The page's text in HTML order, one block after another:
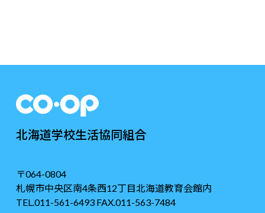
北海道学校生活協同組合
〒064-0804
札幌市中央区南4条西12丁目北海道教育会館内
TEL.011-561-6493 FAX.011-563-7484